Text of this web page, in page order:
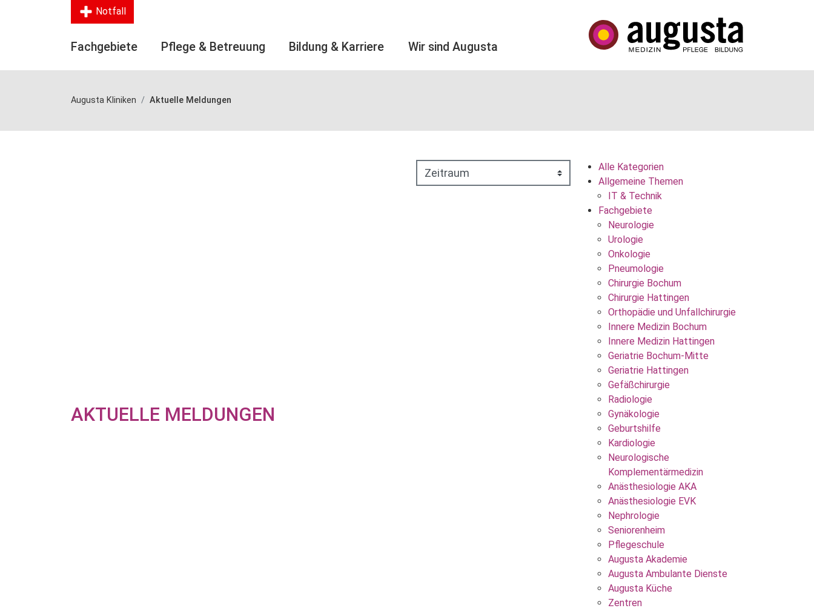
Notfall
Fachgebiete Pflege & Betreuung Bildung & Karriere Wir sind Augusta
Augusta Kliniken Aktuelle Meldungen
AKTUELLE MELDUNGEN
Alle Kategorien
Allgemeine Themen
IT & Technik
Fachgebiete
Neurologie
Urologie
Onkologie
Pneumologie
Chirurgie Bochum
Chirurgie Hattingen
Orthopädie und Unfallchirurgie
Innere Medizin Bochum
Innere Medizin Hattingen
Geriatrie Bochum-Mitte
Geriatrie Hattingen
Gefäßchirurgie
Radiologie
Gynäkologie
Geburtshilfe
Kardiologie
Neurologische
Komplementärmedizin
Anästhesiologie AKA
Anästhesiologie EVK
Nephrologie
Seniorenheim
Pflegeschule
Augusta Akademie
Augusta Ambulante Dienste
Augusta Küche
Zentren